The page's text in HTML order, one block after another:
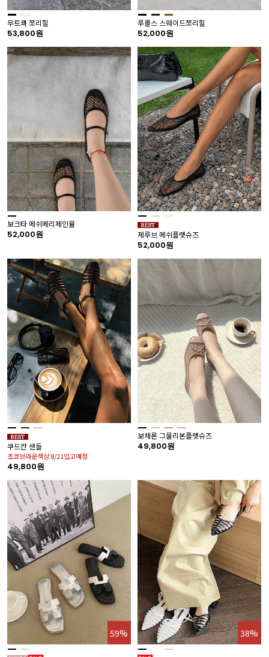
무트콰 쪼리힐
53,800원
루콜스 스웨이드쪼리힐
52,000원
보크타 메쉬메리제인뮬
52,000원 제루브 메쉬플랫슈즈
52,000원
쿠드칸 샌들
초코브라운색상 8/21입고예정
49,800원
보체론 그물리본플랫슈즈
49,800원
59% 38%